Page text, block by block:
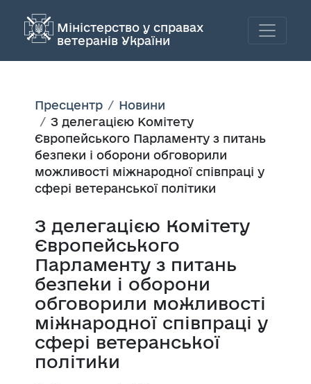
Міністерство у справах
ветеранів України
Пресцентр
Новини
З делегацією Комітету
Європейського Парламенту з питань
безпеки і оборони обговорили
можливості міжнародної співпраці у
сфері ветеранської політики
З делегацією Комітету
Європейського
Парламенту з питань
безпеки і оборони
обговорили можливості
міжнародної співпраці у
сфері ветеранської
політики